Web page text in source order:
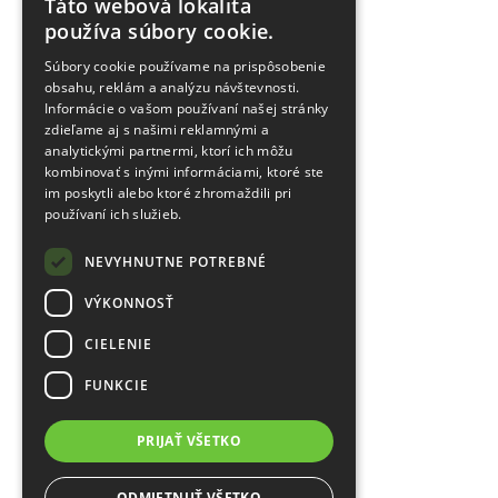
Táto webová lokalita
používa súbory cookie.
Súbory cookie používame na prispôsobenie
obsahu, reklám a analýzu návštevnosti.
Informácie o vašom používaní našej stránky
zdieľame aj s našimi reklamnými a
analytickými partnermi, ktorí ich môžu
kombinovať s inými informáciami, ktoré ste
im poskytli alebo ktoré zhromaždili pri
používaní ich služieb.
NEVYHNUTNE POTREBNÉ
VÝKONNOSŤ
CIELENIE
FUNKCIE
PRIJAŤ VŠETKO